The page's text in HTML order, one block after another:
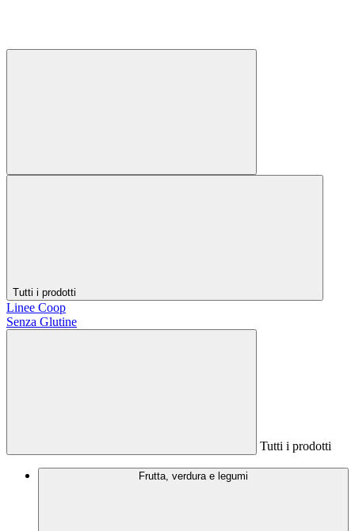
Tutti i prodotti
Linee Coop
Senza Glutine
Tutti i prodotti
Frutta, verdura e legumi